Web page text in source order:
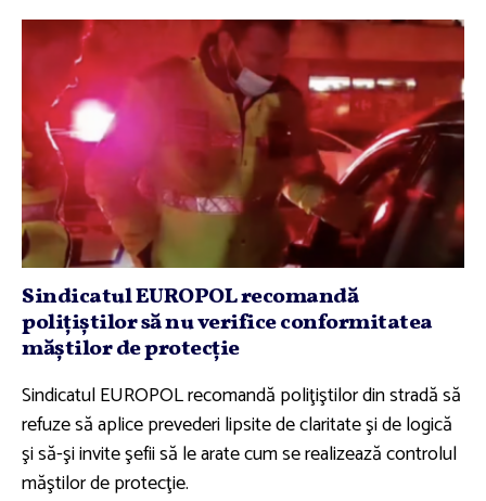
Sindicatul EUROPOL recomandă
poliţiştilor să nu verifice conformitatea
măştilor de protecţie
Sindicatul EUROPOL recomandă poliţiştilor din stradă să
refuze să aplice prevederi lipsite de claritate şi de logică
şi să-şi invite şefii să le arate cum se realizează controlul
măştilor de protecţie.